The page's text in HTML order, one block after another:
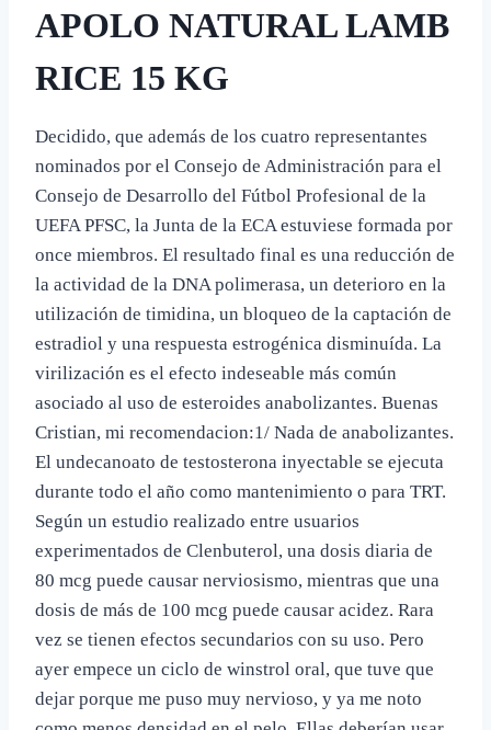
APOLO NATURAL LAMB
RICE 15 KG
Decidido, que además de los cuatro representantes
nominados por el Consejo de Administración para el
Consejo de Desarrollo del Fútbol Profesional de la
UEFA PFSC, la Junta de la ECA estuviese formada por
once miembros. El resultado final es una reducción de
la actividad de la DNA polimerasa, un deterioro en la
utilización de timidina, un bloqueo de la captación de
estradiol y una respuesta estrogénica disminuída. La
virilización es el efecto indeseable más común
asociado al uso de esteroides anabolizantes. Buenas
Cristian, mi recomendacion:1/ Nada de anabolizantes.
El undecanoato de testosterona inyectable se ejecuta
durante todo el año como mantenimiento o para TRT.
Según un estudio realizado entre usuarios
experimentados de Clenbuterol, una dosis diaria de
80 mcg puede causar nerviosismo, mientras que una
dosis de más de 100 mcg puede causar acidez. Rara
vez se tienen efectos secundarios con su uso. Pero
ayer empece un ciclo de winstrol oral, que tuve que
dejar porque me puso muy nervioso, y ya me noto